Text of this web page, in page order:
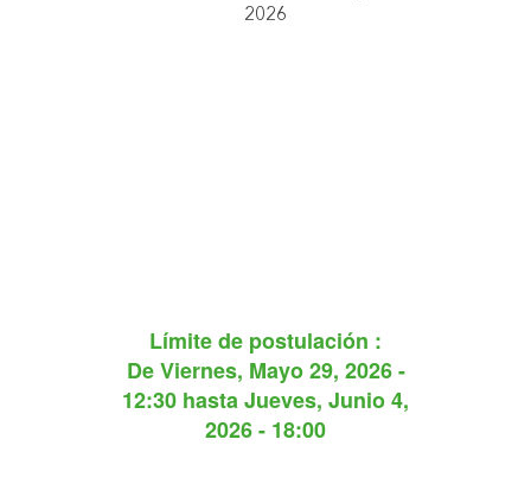
2026
Límite de postulación :
DeViernes, Mayo 29, 2026 -
12:30 hastaJueves, Junio 4,
2026 - 18:00